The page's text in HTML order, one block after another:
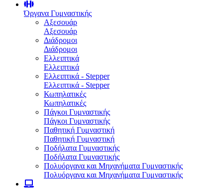
Όργανα Γυμναστικής
Αξεσουάρ
Αξεσουάρ
Διάδρομοι
Διάδρομοι
Ελλειπτικά
Ελλειπτικά
Ελλειπτικά - Stepper
Ελλειπτικά - Stepper
Κωπηλατικές
Κωπηλατικές
Πάγκοι Γυμναστικής
Πάγκοι Γυμναστικής
Παθητική Γυμναστική
Παθητική Γυμναστική
Ποδήλατα Γυμναστικής
Ποδήλατα Γυμναστικής
Πολυόργανα και Μηχανήματα Γυμναστικής
Πολυόργανα και Μηχανήματα Γυμναστικής